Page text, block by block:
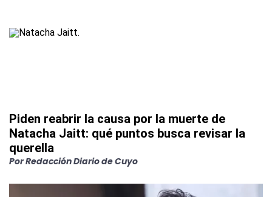
Piden reabrir la causa por la muerte de
Natacha Jaitt: qué puntos busca revisar la
querella
PorRedacción Diario de Cuyo